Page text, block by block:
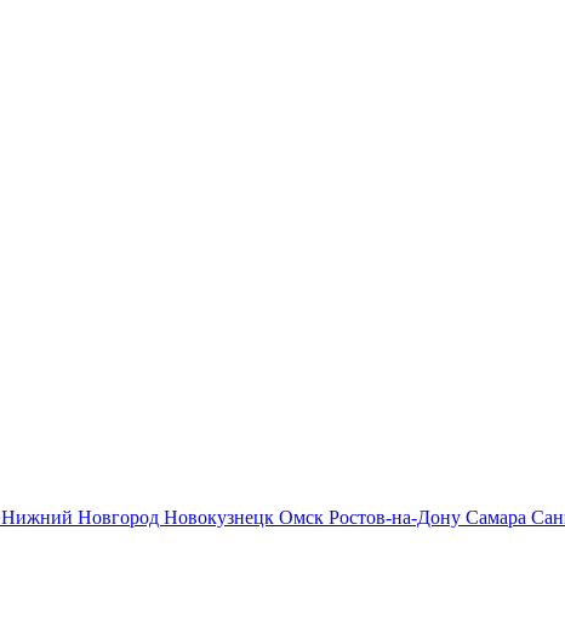
Нижний Новгород Новокузнецк Омск Ростов-на-Дону Самара